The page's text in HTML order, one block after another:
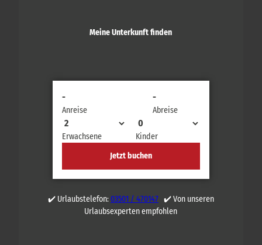
Meine Unterkunft finden
Anreise
-
Abreise
-
Erwachsene
Kinder
Jetzt buchen
✔️ Urlaubstelefon:03501 / 470147✔️ Von unseren
Urlaubsexperten empfohlen